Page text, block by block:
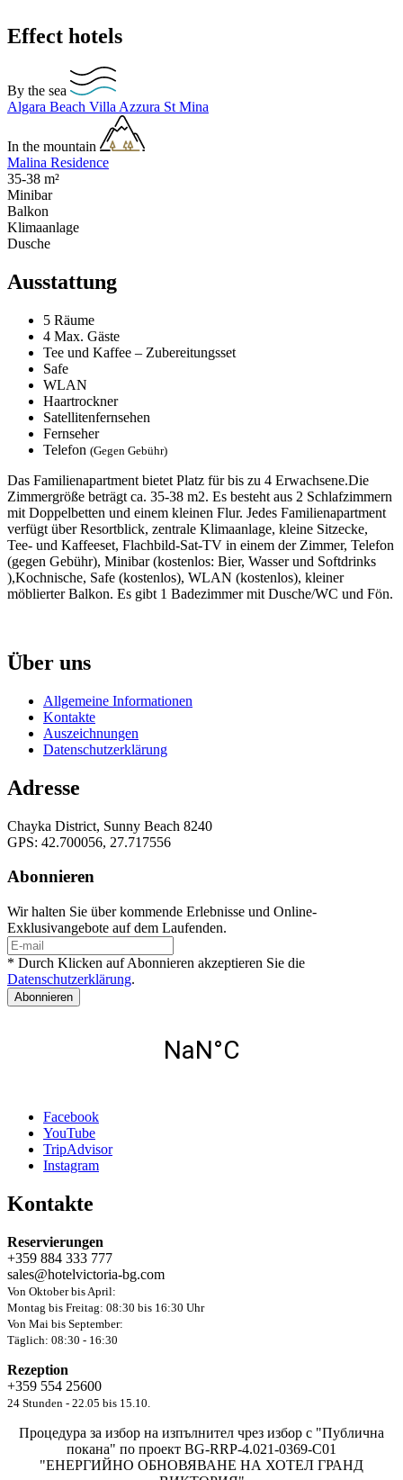
Effect hotels
By the sea
Algara Beach Villa Azzura St Mina
In the mountain
Malina Residence
35-38 m²
Minibar
Balkon
Klimaanlage
Dusche
Ausstattung
5 Räume
4 Max. Gäste
Tee und Kaffee – Zubereitungsset
Safe
WLAN
Haartrockner
Satellitenfernsehen
Fernseher
Telefon (Gegen Gebühr)
Das Familienapartment bietet Platz für bis zu 4 Erwachsene.Die
Zimmergröße beträgt ca. 35-38 m2. Es besteht aus 2 Schlafzimmern
mit Doppelbetten und einem kleinen Flur. Jedes Familienapartment
verfügt über Resortblick, zentrale Klimaanlage, kleine Sitzecke,
Tee- und Kaffeeset, Flachbild-Sat-TV in einem der Zimmer, Telefon
(gegen Gebühr), Minibar (kostenlos: Bier, Wasser und Softdrinks
),Kochnische, Safe (kostenlos), WLAN (kostenlos), kleiner
möblierter Balkon. Es gibt 1 Badezimmer mit Dusche/WC und Fön.
Über uns
Allgemeine Informationen
Kontakte
Auszeichnungen
Datenschutzerklärung
Adresse
Chayka District, Sunny Beach 8240
GPS: 42.700056, 27.717556
Abonnieren
Wir halten Sie über kommende Erlebnisse und Online-
Exklusivangebote auf dem Laufenden.
* Durch Klicken auf Abonnieren akzeptieren Sie die
Datenschutzerklärung.
Abonnieren
Facebook
YouTube
TripAdvisor
Instagram
Kontakte
Reservierungen
+359 884 333 777
sales@hotelvictoria-bg.com
Von Oktober bis April:
Montag bis Freitag: 08:30 bis 16:30 Uhr
Von Mai bis September:
Täglich: 08:30 - 16:30
Rezeption
+359 554 25600
24 Stunden - 22.05 bis 15.10.
Процедура за избор на изпълнител чрез избор с "Публична
покана" по проект BG-RRP-4.021-0369-C01
"ЕНЕРГИЙНО ОБНОВЯВАНЕ НА ХОТЕЛ ГРАНД